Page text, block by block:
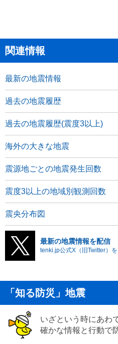
関連情報
最新の地震情報
過去の地震履歴
過去の地震履歴(震度3以上)
海外の大きな地震
震源地ごとの地震発生回数
震度3以上の地域別観測回数
震央分布図
最新の地震情報を配信
tenki.jp公式X（旧Twitter）を
「知る防災」地震
いざという時にあわ
確かな情報と行動で